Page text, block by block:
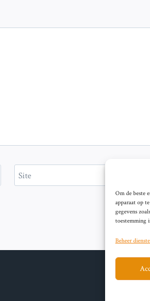
Om de beste
apparaat op
gegevens
toestemming
Beheer
Site